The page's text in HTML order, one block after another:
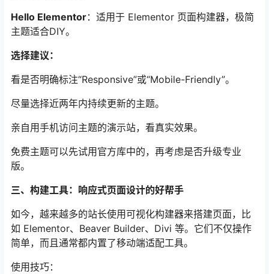
Hello Elementor：适用于 Elementor 页面构建器，极简
主题适合DIY。
选择建议：
看是否明确标注“Responsive”或“Mobile-Friendly”。
尽量选择近两年内持续更新的主题。
亲自用手机访问主题的演示站，看真实效果。
免费主题可以先试用官方库中的，再考虑是否升级专业
版。
三、构建工具：响应式页面设计的好帮手
如今，越来越多的站长使用可视化构建器来搭建页面，比
如 Elementor、Beaver Builder、Divi 等。它们不仅操作
简单，而且通常都内置了移动端适配工具。
使用技巧：